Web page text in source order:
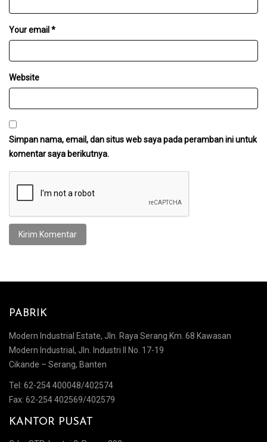
Your email *
Website
Simpan nama, email, dan situs web saya pada peramban ini untuk
komentar saya berikutnya.
PABRIK
Modern Industrial Estate, Jln. Raya Serang Km. 68 Kawasan
Modern Industrial, Jln. Industri II No. 17-19
Cikande – Serang, Banten
Tel: 62-254 400048/402574
Fax: 62-254 402569/402579
KANTOR PUSAT